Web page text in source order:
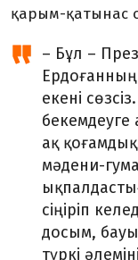
қарым-қатынас
– Бұл –
екені
ақ
мәдени-
сіңіріп
досым,
түркі